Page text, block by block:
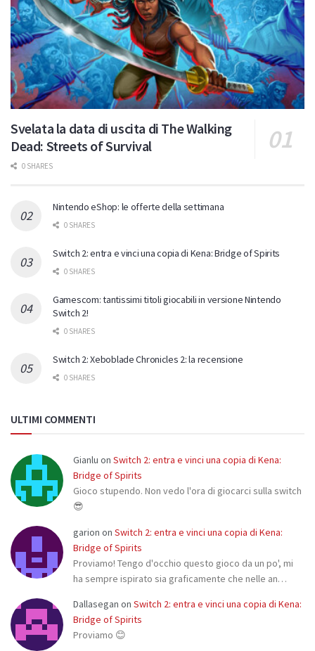
Svelata la data di uscita di The Walking
Dead: Streets of Survival
0 SHARES
Nintendo eShop: le offerte della settimana
0 SHARES
Switch 2: entra e vinci una copia di Kena: Bridge of Spirits
0 SHARES
Gamescom: tantissimi titoli giocabili in versione Nintendo
Switch 2!
0 SHARES
Switch 2: Xeboblade Chronicles 2: la recensione
0 SHARES
ULTIMI COMMENTI
Gianlu on Switch 2: entra e vinci una copia di Kena:
Bridge of Spirits
Gioco stupendo. Non vedo l'ora di giocarci sulla switch
😎
garion on Switch 2: entra e vinci una copia di Kena:
Bridge of Spirits
Proviamo! Tengo d'occhio questo gioco da un po', mi
ha sempre ispirato sia graficamente che nelle an…
Dallasegan on Switch 2: entra e vinci una copia di Kena:
Bridge of Spirits
Proviamo 😊